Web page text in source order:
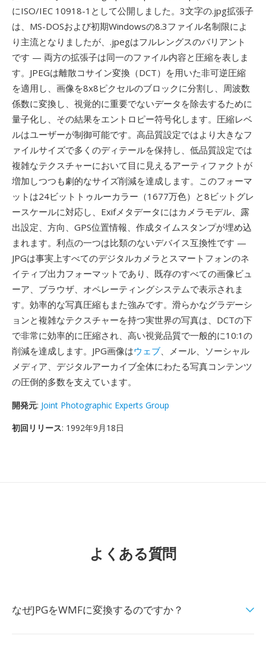
にISO/IEC 10918-1として公開しました。3文字の.jpg拡張子
は、MS-DOSおよび初期Windowsの8.3ファイル名制限によ
り主流となりましたが、.jpegはフルレングスのバリアント
です — 両方の拡張子は同一のファイル内容と圧縮を表しま
す。JPEGは離散コサイン変換（DCT）を用いた非可逆圧縮
を適用し、画像を8x8ピクセルのブロックに分割し、周波数
係数に変換し、視覚的に重要でないデータを除去するために
量子化し、その結果をエントロピー符号化します。圧縮レベ
ルはユーザーが制御可能です。高品質設定ではより大きなフ
ァイルサイズで多くのディテールを保持し、低品質設定では
複雑なテクスチャーにおいて目に見えるアーティファクトが
増加しつつも劇的なサイズ削減を達成します。このフォーマ
ットは24ビットトゥルーカラー（1677万色）と8ビットグレ
ースケールに対応し、Exifメタデータにはカメラモデル、露
出設定、方向、GPS位置情報、作成タイムスタンプが埋め込
まれます。利点の一つは比類のないデバイス互換性です —
JPGは事実上すべてのデジタルカメラとスマートフォンのネ
イティブ出力フォーマットであり、既存のすべての画像ビュ
ーア、ブラウザ、オペレーティングシステムで表示されま
す。効率的な写真圧縮もまた強みです。滑らかなグラデーシ
ョンと複雑なテクスチャーを持つ実世界の写真は、DCTの下
で非常に効率的に圧縮され、高い視覚品質で一般的に10:1の
削減を達成します。JPG画像はウェブ、メール、ソーシャル
メディア、デジタルアーカイブ全体にわたる写真コンテンツ
の圧倒的多数を支えています。
開発元: Joint Photographic Experts Group
初回リリース: 1992年9月18日
よくある質問
なぜJPGをWMFに変換するのですか？